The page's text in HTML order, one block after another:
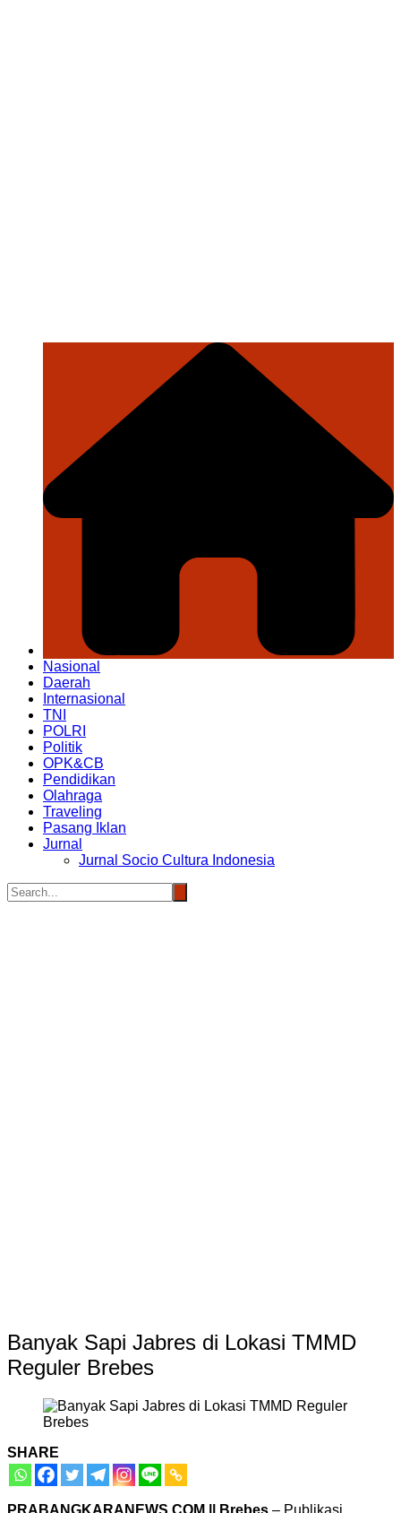
Nasional
Daerah
Internasional
TNI
POLRI
Politik
OPK&CB
Pendidikan
Olahraga
Traveling
Pasang Iklan
Jurnal
Jurnal Socio Cultura Indonesia
Banyak Sapi Jabres di Lokasi TMMD
Reguler Brebes
SHARE
PRABANGKARANEWS.COM || Brebes – Publikasi